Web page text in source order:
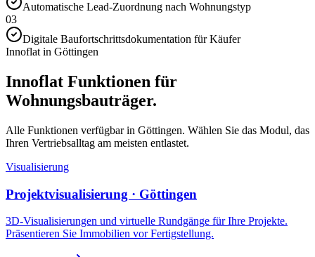
Automatische Lead-Zuordnung nach Wohnungstyp
03
Digitale Baufortschrittsdokumentation für Käufer
Innoflat in Göttingen
Innoflat Funktionen für
Wohnungsbauträger.
Alle Funktionen verfügbar in Göttingen. Wählen Sie das Modul, das
Ihren Vertriebsalltag am meisten entlastet.
Visualisierung
Projektvisualisierung · Göttingen
3D-Visualisierungen und virtuelle Rundgänge für Ihre Projekte.
Präsentieren Sie Immobilien vor Fertigstellung.